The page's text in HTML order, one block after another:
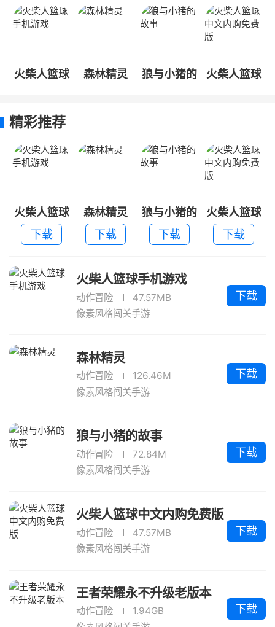
火柴人篮球
森林精灵
狼与小猪的
火柴人篮球
精彩推荐
火柴人篮球
手机游戏
下载
森林精灵
下载
狼与小猪的
故事
下载
火柴人篮球
中文内购免
费版
下载
火柴人篮球手机游戏
动作冒险
47.57MB
像素风格闯关手游
下载
森林精灵
动作冒险
126.46M
像素风格闯关手游
下载
狼与小猪的故事
动作冒险
72.84M
像素风格闯关手游
下载
火柴人篮球中文内购免费版
动作冒险
47.57MB
像素风格闯关手游
下载
王者荣耀永不升级老版本
动作冒险
1.94GB
下载